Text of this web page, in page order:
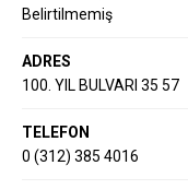
Belirtilmemiş
ADRES
100. YIL BULVARI 35 57
TELEFON
0 (312) 385 4016